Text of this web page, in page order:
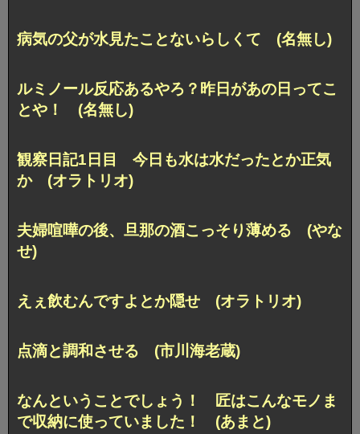
病気の父が水見たことないらしくて (名無し)
ルミノール反応あるやろ？昨日があの日ってこ
とや！ (名無し)
観察日記1日目 今日も水は水だったとか正気
か (オラトリオ)
夫婦喧嘩の後、旦那の酒こっそり薄める (やな
せ)
えぇ飲むんですよとか隠せ (オラトリオ)
点滴と調和させる (市川海老蔵)
なんということでしょう！ 匠はこんなモノま
で収納に使っていました！ (あまと)